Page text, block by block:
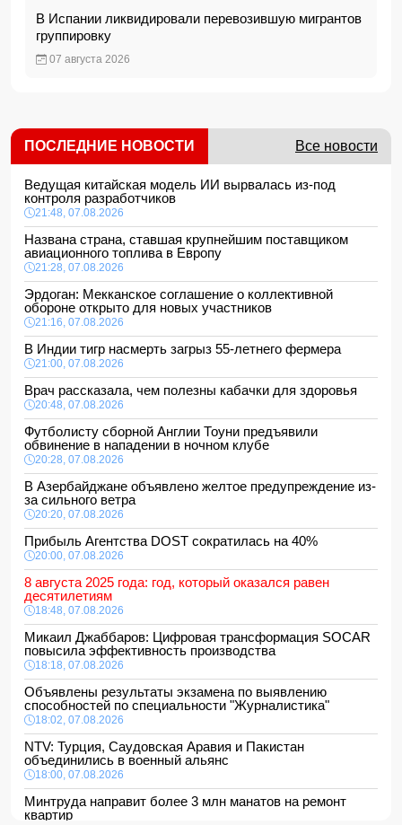
В Испании ликвидировали перевозившую мигрантов
группировку
07 августа 2026
ПОСЛЕДНИЕ НОВОСТИ Все новости
Ведущая китайская модель ИИ вырвалась из-под
контроля разработчиков
21:48, 07.08.2026
Названа страна, ставшая крупнейшим поставщиком
авиационного топлива в Европу
21:28, 07.08.2026
Эрдоган: Мекканское соглашение о коллективной
обороне открыто для новых участников
21:16, 07.08.2026
В Индии тигр насмерть загрыз 55-летнего фермера
21:00, 07.08.2026
Врач рассказала, чем полезны кабачки для здоровья
20:48, 07.08.2026
Футболисту сборной Англии Тоуни предъявили
обвинение в нападении в ночном клубе
20:28, 07.08.2026
В Азербайджане объявлено желтое предупреждение из-
за сильного ветра
20:20, 07.08.2026
Прибыль Агентства DOST сократилась на 40%
20:00, 07.08.2026
8 августа 2025 года: год, который оказался равен
десятилетиям
18:48, 07.08.2026
Микаил Джаббаров: Цифровая трансформация SOCAR
повысила эффективность производства
18:18, 07.08.2026
Объявлены результаты экзамена по выявлению
способностей по специальности "Журналистика"
18:02, 07.08.2026
NTV: Турция, Саудовская Аравия и Пакистан
объединились в военный альянс
18:00, 07.08.2026
Минтруда направит более 3 млн манатов на ремонт
квартир